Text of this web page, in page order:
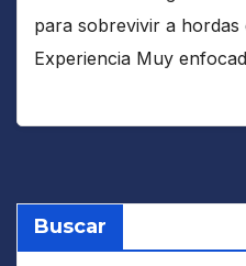
para sobrevivir a hordas
Experiencia Muy
Buscar